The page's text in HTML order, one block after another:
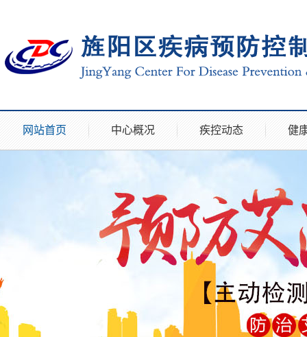
网站首页 中心概况 疾控动态 健